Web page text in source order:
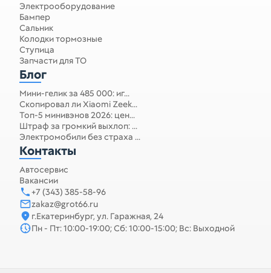
Электрооборудование
Бампер
Сальник
Колодки тормозные
Ступица
Запчасти для ТО
Блог
Мини-гелик за 485 000: иг...
Скопировал ли Xiaomi Zeek...
Топ-5 минивэнов 2026: цен...
Штраф за громкий выхлоп: ...
Электромобили без страха ...
Контакты
Автосервис
Вакансии
+7 (343) 385-58-96
zakaz@grot66.ru
г.Екатеринбург, ул. Гаражная, 24
Пн - Пт: 10:00-19:00; Сб: 10:00-15:00; Вс: Выходной